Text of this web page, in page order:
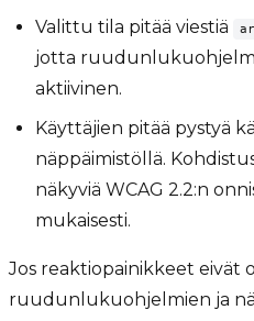
Valittu tila pitää viestiä
jotta
aktiivinen.
Käyttäjien pitää pystyä
näppäimistöllä.
näkyviä WCAG 2.2:n
mukaisesti.
Jos reaktiopainikkeet eivät
ruudunlukuohjelmien ja